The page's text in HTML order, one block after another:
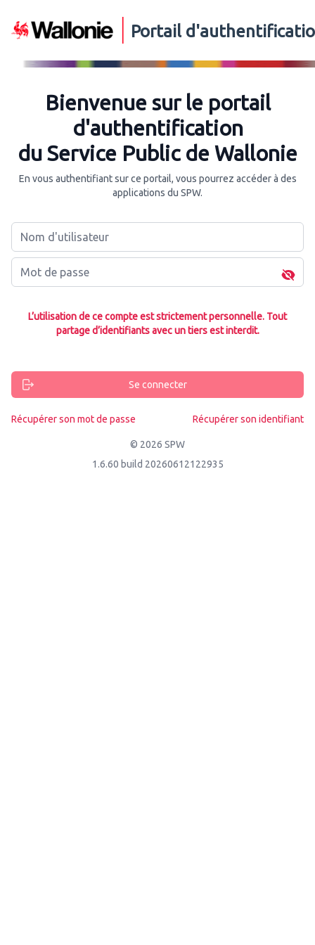
Portail
Bienvenue sur le portail
d'authentification
du Service Public de Wallonie
En vous authentifiant sur ce portail, vous pourrez accéder à des
applications du SPW.
Nom d'utilisateur
Mot de passe
L’utilisation de ce compte est strictement personnelle. Tout
partage d’identifiants avec un tiers est interdit.
Se connecter
Récupérer son mot de passe Récupérer son identifiant
© 2026 SPW
1.6.60 build 20260612122935